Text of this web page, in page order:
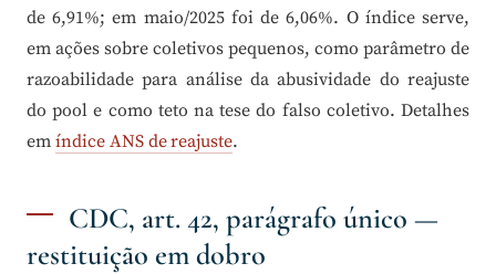
de 6,91%; em maio/2025 foi de 6,06%. O índice serve,
em ações sobre coletivos pequenos, como parâmetro de
razoabilidade para análise da abusividade do reajuste
do pool e como teto na tese do falso coletivo. Detalhes
em índice ANS de reajuste.
CDC, art. 42, parágrafo único —
restituição em dobro